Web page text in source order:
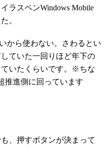
ラスペンWindows Mobile
。
から使わない。さわるとい
ていた一回りほど年下の
ていたくらいです。※ちな
推進側に回っています
、押すボタンが決まって